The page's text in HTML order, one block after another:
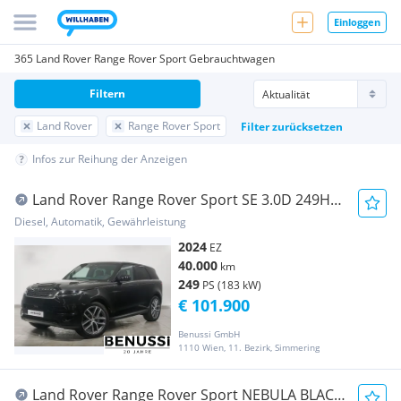
Einloggen
365 Land Rover Range Rover Sport Gebrauchtwagen
Land Rover Range Rover Sport Filter zurücksetzen
Filtern
Infos zur Reihung der Anzeigen
Land Rover Range Rover Sport SE 3.0D 249HP
4WD A8 MHEV
Diesel, Automatik, Gewährleistung
2024 EZ
40.000 km
249 PS (183 kW)
Benussi GmbH
1110 Wien, 11. Bezirk, Simmering
€ 101.900
Land Rover Range Rover Sport NEBULA BLACK